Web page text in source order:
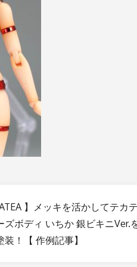
】メッキを活かしてテカ
ズボディ いちか 銀ビキニVer.
装！【 作例記事】